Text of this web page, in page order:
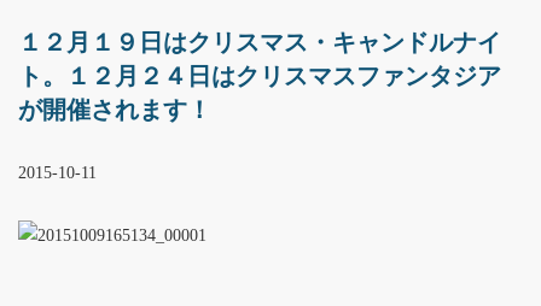
客 室
温 泉
料 理
施 設
アクセス
ENGLISH
１２月１９日はクリスマス・キャンドルナイ
ト。１２月２４日はクリスマスファンタジア
が開催されます！
2015-10-11